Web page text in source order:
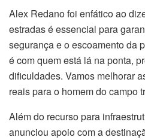
Alex Redano foi enfático ao
estradas é essencial para
segurança e o escoamento da
é com quem está lá na ponta,
dificuldades. Vamos melhorar
reais para o homem do campo
Além do recurso para
anunciou apoio com a